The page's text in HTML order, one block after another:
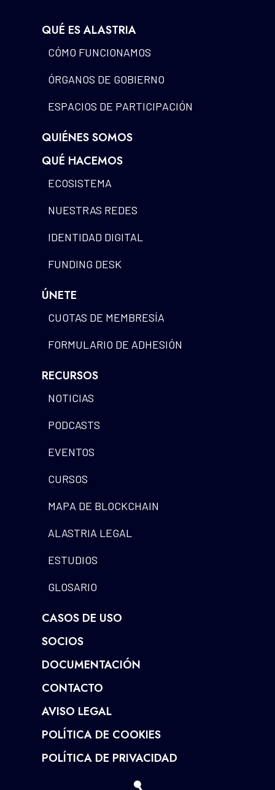
QUÉ ES ALASTRIA
CÓMO FUNCIONAMOS
ÓRGANOS DE GOBIERNO
ESPACIOS DE PARTICIPACIÓN
QUIÉNES SOMOS
QUÉ HACEMOS
ECOSISTEMA
NUESTRAS REDES
IDENTIDAD DIGITAL
FUNDING DESK
ÚNETE
CUOTAS DE MEMBRESÍA
FORMULARIO DE ADHESIÓN
RECURSOS
NOTICIAS
PODCASTS
EVENTOS
CURSOS
MAPA DE BLOCKCHAIN
ALASTRIA LEGAL
ESTUDIOS
GLOSARIO
CASOS DE USO
SOCIOS
DOCUMENTACIÓN
CONTACTO
AVISO LEGAL
POLÍTICA DE COOKIES
POLÍTICA DE PRIVACIDAD